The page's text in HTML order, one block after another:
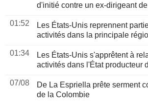
d'initié contre un ex-dirigeant
01:52
Les États-Unis reprennent
activités dans la principale
01:34
Les États-Unis s'apprêtent à
activités dans l'État producteur
07/08
De La Espriella prête serment
de la Colombie